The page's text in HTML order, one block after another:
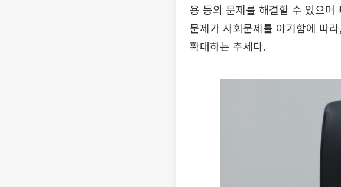
용 등의 문제를 해결할 수 있으
문제가 사회문제를 야기함에 따
확대하는 추세다.